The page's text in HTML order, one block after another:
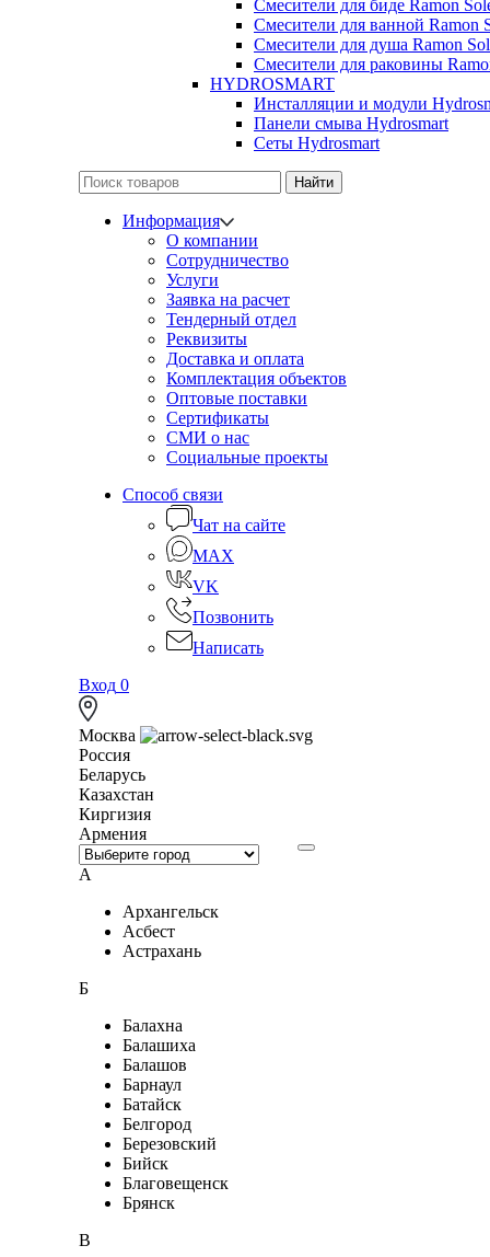
Смесители для биде Ramon
Смесители для ванной Ramon
Смесители для душа Ramon
Смесители для раковины
HYDROSMART
Инсталляции и модули
Панели смыва Hydrosmart
Сеты Hydrosmart
Найти
Информация
О компании
Сотрудничество
Услуги
Заявка на расчет
Тендерный отдел
Реквизиты
Доставка и оплата
Комплектация объектов
Оптовые поставки
Сертификаты
СМИ о нас
Социальные проекты
Способ связи
Чат на сайте
MAX
VK
Позвонить
Написать
Вход 0
Москва
Россия
Беларусь
Казахстан
Киргизия
Армения
А
Архангельск
Асбест
Астрахань
Б
Балахна
Балашиха
Балашов
Барнаул
Батайск
Белгород
Березовский
Бийск
Благовещенск
Брянск
В